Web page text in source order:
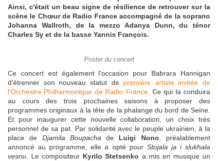
Ainsi, c'était un beau signe de résilience de retrouver sur la
scène le Chœur de Radio France accompagné de la soprano
Johanna Wallroth, de la mezzo Adanya Dunn, du ténor
Charles Sy et de la basse Yannis François.
Poster du concert
Ce concert est également l'occasion pour Babrara Hannigan
d'étrenner son nouveau statut de première artiste invitée de
l'Orchestre Philharmonique de Radio France. Ce qui la conduira
au cours des trois prochaines saisons à proposer des
programmes originaux à la tête de la phalange du bord de Seine.
Et pour inaugurer cette nouvelle collaboration, un choix très
personnel de sa pat. Par solidarité avec le peuple ukrainien, à la
place de Djamila Boupacha de Luigi Nono , préalablement
annoncé au programme, elle a opté pour Stojala ja i slukhala
vesnu . Le compositeur Kyrilo Stetsenko a mis en musique un